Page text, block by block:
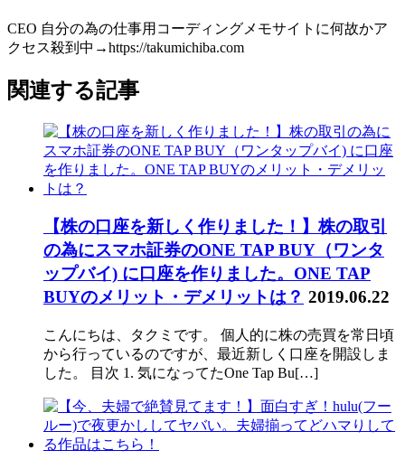
CEO 自分の為の仕事用コーディングメモサイトに何故かア
クセス殺到中→https://takumichiba.com
関連する記事
【株の口座を新しく作りました！】株の取引
の為にスマホ証券のONE TAP BUY（ワンタ
ップバイ) に口座を作りました。ONE TAP
BUYのメリット・デメリットは？ 2019.06.22
こんにちは、タクミです。 個人的に株の売買を常日頃
から行っているのですが、最近新しく口座を開設しま
した。 目次 1. 気になってたOne Tap Bu[…]